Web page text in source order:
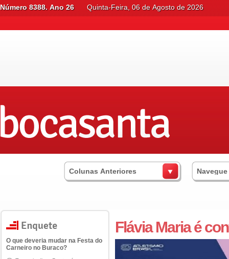
Número 8388. Ano 26 Quinta-Feira, 06 de Agosto de 2026
Colunas Anteriores
O que deveria mudar na Festa do
Carneiro no Buraco?
Flávia Maria é